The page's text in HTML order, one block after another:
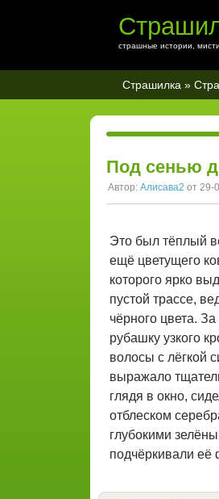
страшные истории,
Страшилка »
Под сенью
Автор: Алисава2 от 29-
Это был тёплый
ещё цветущего
которого ярко
пустой трассе,
чёрного цвета.
рубашку узкого
волосы с лёгкой
выражало
глядя в окно,
отблеском
глубокими
подчёркивали её